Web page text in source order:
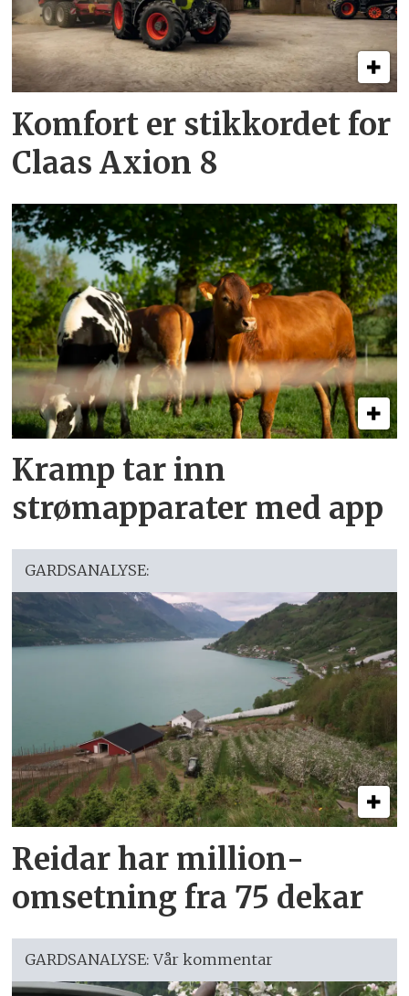
Komfort er stikkordet for
Claas Axion 8
Kramp tar inn
strømapparater med app
GARDSANALYSE:
Reidar har million­
omsetning fra 75 dekar
GARDSANALYSE: Vår kommentar